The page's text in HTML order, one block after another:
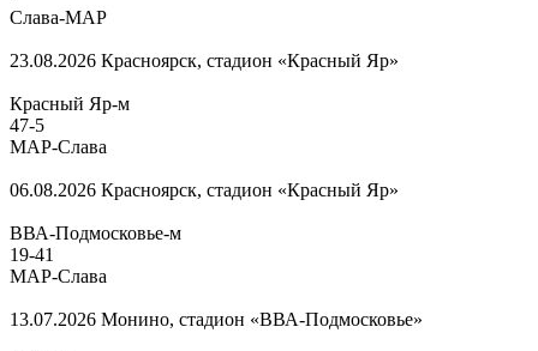
Слава-МАР
23.08.2026 Красноярск, стадион «Красный Яр»
Красный Яр-м
47-5
МАР-Слава
06.08.2026 Красноярск, стадион «Красный Яр»
ВВА-Подмосковье-м
19-41
МАР-Слава
13.07.2026 Монино, стадион «ВВА-Подмосковье»